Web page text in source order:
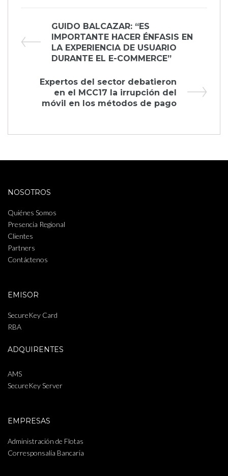
Navegación
de
entradas
Previous
Post
GUIDO BALCAZAR: “ES
IMPORTANTE HACER ÉNFASIS EN
LA EXPERIENCIA DE USUARIO
DURANTE EL E-COMMERCE”
Next
Post
Expertos del sector debatieron
en el MCC17 la irrupción del
móvil en los métodos de pago
NOSOTROS
Quiénes Somos
Presencia Regional
Clientes
Partners
Contáctenos
EMISOR
SecureKey Card
RBA
ADQUIRENTES
AMS
SecureKey Server
EMPRESAS
Administración de Flotas
Corresponsalía Bancaria